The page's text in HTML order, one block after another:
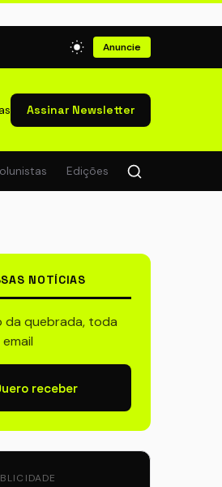
Anuncie
Assinar Newsletter
Edições
NOTÍCIAS
da quebrada, toda
receber